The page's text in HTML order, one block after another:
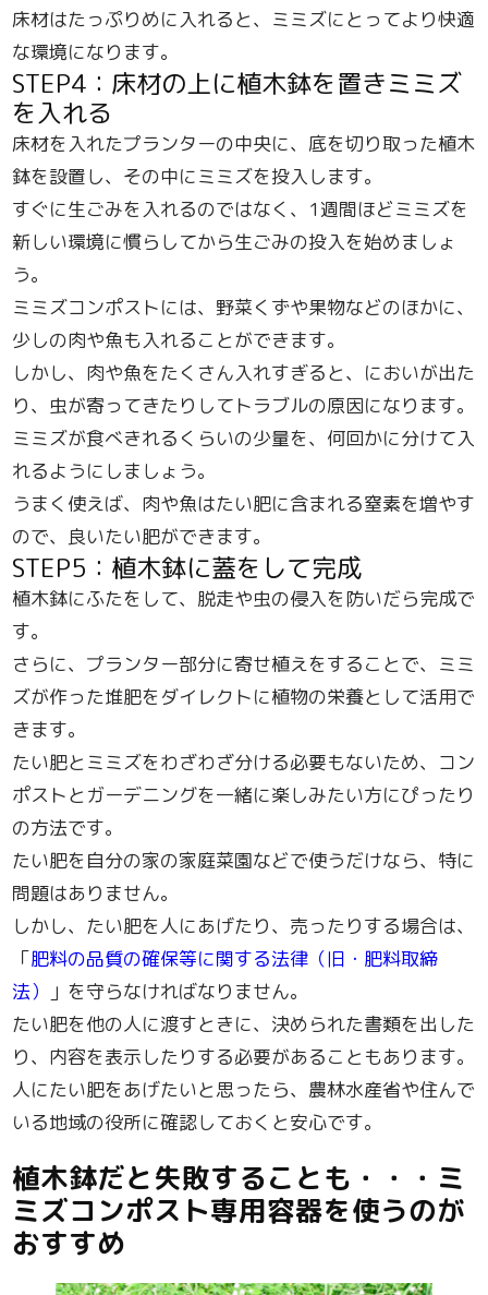
床材はたっぷりめに入れると、ミミズにとってより快適
な環境になります。
STEP4：床材の上に植木鉢を置きミミズ
を入れる
床材を入れたプランターの中央に、底を切り取った植木
鉢を設置し、その中にミミズを投入します。
すぐに生ごみを入れるのではなく、1週間ほどミミズを
新しい環境に慣らしてから生ごみの投入を始めましょ
う。
ミミズコンポストには、野菜くずや果物などのほかに、
少しの肉や魚も入れることができます。
しかし、肉や魚をたくさん入れすぎると、においが出た
り、虫が寄ってきたりしてトラブルの原因になります。
ミミズが食べきれるくらいの少量を、何回かに分けて入
れるようにしましょう。
うまく使えば、肉や魚はたい肥に含まれる窒素を増やす
ので、良いたい肥ができます。
STEP5：植木鉢に蓋をして完成
植木鉢にふたをして、脱走や虫の侵入を防いだら完成で
す。
さらに、プランター部分に寄せ植えをすることで、ミミ
ズが作った堆肥をダイレクトに植物の栄養として活用で
きます。
たい肥とミミズをわざわざ分ける必要もないため、コン
ポストとガーデニングを一緒に楽しみたい方にぴったり
の方法です。
たい肥を自分の家の家庭菜園などで使うだけなら、特に
問題はありません。
しかし、たい肥を人にあげたり、売ったりする場合は、
「肥料の品質の確保等に関する法律（旧・肥料取締
法）
」を守らなければなりません。
たい肥を他の人に渡すときに、決められた書類を出した
り、内容を表示したりする必要があることもあります。
人にたい肥をあげたいと思ったら、農林水産省や住んで
いる地域の役所に確認しておくと安心です。
植木鉢だと失敗することも・・・ミ
ミズコンポスト専用容器を使うのが
おすすめ